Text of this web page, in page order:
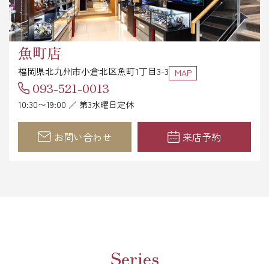
魚町店
福岡県北九州市小倉北区魚町1丁目3-3 MAP
093-521-0013
10:30〜19:00 ／ 第3水曜日定休
お問い合わせ 来店予約
Series